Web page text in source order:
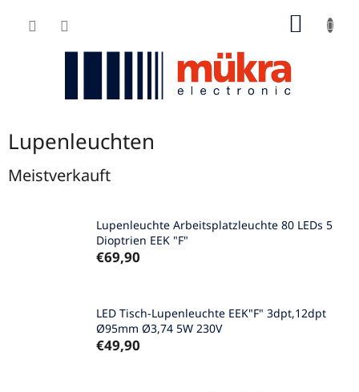
Inhalt
Lupenleuchten
Meistverkauft
Lupenleuchte Arbeitsplatzleuchte 80 LEDs 5
Dioptrien EEK "F"
€69,90
LED Tisch-Lupenleuchte EEK"F" 3dpt,12dpt
Ø95mm Ø3,74 5W 230V
€49,90